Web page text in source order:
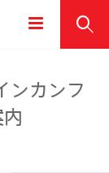
ンカンフ